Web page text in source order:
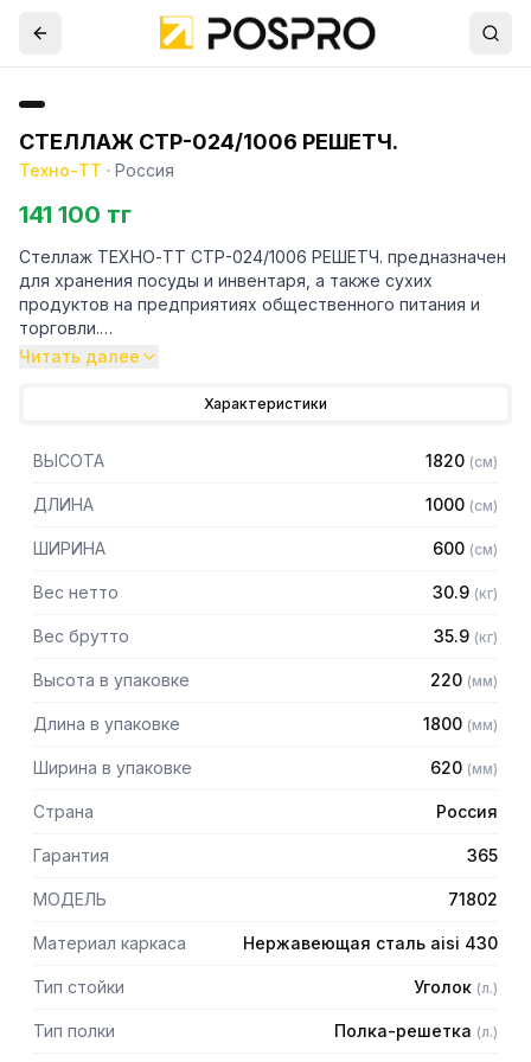
СТЕЛЛАЖ СТР-024/1006 РЕШЕТЧ.
Техно-ТТ · Россия
141 100 тг
Стеллаж ТЕХНО-ТТ СТР-024/1006 РЕШЕТЧ. предназначен
для хранения посуды и инвентаря, а также сухих
продуктов на предприятиях общественного питания и
торговли.
430 толщиной 2 мм
— Четыре решетчатые полки из нержавеющей стали
марки AISI 430 толщиной 0,8 мм
— Расстояние между полками регулируемое с шагом 50
— Регулируемые опоры
Читать далее
Характеристики
ВЫСОТА 1820 (см)
ДЛИНА 1000 (см)
ШИРИНА 600 (см)
Вес нетто 30.9 (кг)
Вес брутто 35.9 (кг)
Высота в упаковке 220 (мм)
Длина в упаковке 1800 (мм)
Ширина в упаковке 620 (мм)
Страна Россия
Гарантия 365
МОДЕЛЬ 71802
Материал каркаса Нержавеющая сталь aisi 430
Тип стойки Уголок (л.)
Тип полки Полка-решетка (л.)